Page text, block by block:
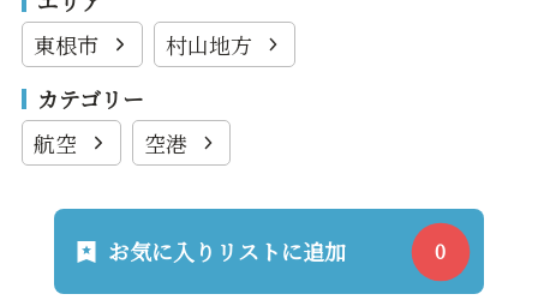
東根市
村山地方
カテゴリー
航空
空港
お気に入りリストに追加